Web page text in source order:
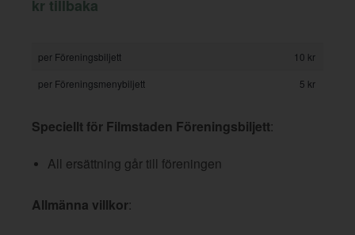
kr tillbaka
per Föreningsbiljett
10 kr
per Föreningsmenybiljett
5 kr
Speciellt för Filmstaden Föreningsbiljett:
All ersättning går till föreningen
Allmänna villkor: